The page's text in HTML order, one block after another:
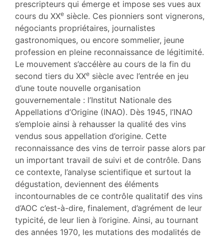
prescripteurs qui émerge et impose ses vues aux
cours du XXe siècle. Ces pionniers sont vignerons,
négociants propriétaires, journalistes
gastronomiques, ou encore sommelier, jeune
profession en pleine reconnaissance de légitimité.
Le mouvement s’accélère au cours de la fin du
second tiers du XXe siècle avec l’entrée en jeu
d’une toute nouvelle organisation
gouvernementale : l’Institut Nationale des
Appellations d’Origine (INAO). Dès 1945, l’INAO
s’emploie ainsi à rehausser la qualité des vins
vendus sous appellation d’origine. Cette
reconnaissance des vins de terroir passe alors par
un important travail de suivi et de contrôle. Dans
ce contexte, l’analyse scientifique et surtout la
dégustation, deviennent des éléments
incontournables de ce contrôle qualitatif des vins
d’AOC c’est-à-dire, finalement, d’agrément de leur
typicité, de leur lien à l’origine. Ainsi, au tournant
des années 1970, les mutations des modalités de